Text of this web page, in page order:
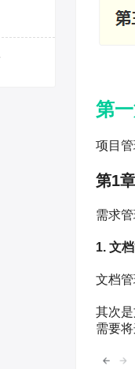
第
项目
第1
需求
1. 文
文档
其次
需要